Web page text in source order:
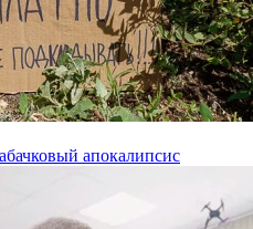
апокалипсис